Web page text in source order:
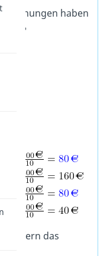
Rechnungen haben
3. liefern das